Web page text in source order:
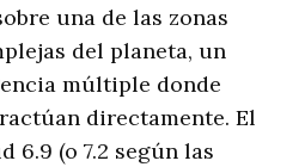
una de las zonas
del planeta, un
múltiple donde
directamente. El
6.9 (o 7.2 según las